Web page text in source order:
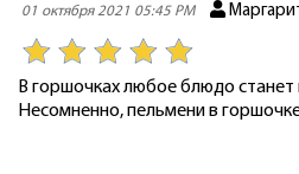
01 октября 2021 05:45 PM
В горшочках любое блюдо
Несомненно, пельмени в